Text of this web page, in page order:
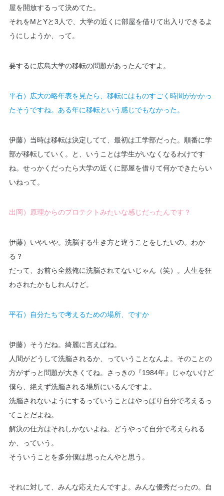
屋を開放するって決めてた。
それをMとYと3人で、大学の近くに部屋を借りて出入りできるよ
うにしようか、って。
要するに広島大学の移転の問題があったんですよ。
平石）広大の略年表を見たら、移転にはものすごく時間がかかっ
たそうですね。ある年に移転という感じでもなかった。
伊藤）当時は移転は決定してて、最初は工学部だった。順番に学
部が移転していく。と、いうことは学生がいなくなるわけです
ね。せっかくだったら大学の近くに部屋を借りて何かできたらい
いねって。
出岡）原理からのプロテクトみたいな感じだったんです？
伊藤）いやいや。洗脳する生き方と違うことをしたいの。わか
る？
だって、お前ら全然俺に洗脳されてないじゃん（笑）。人生を狂
わされたかもしれんけど。
平石）自分たちで考えるための場所、ですか
伊藤）そうだね。綺麗に言えばね。
人間がどうして洗脳されるか、っていうことなんよ。そのことの
方がずっと問題が大きくてね。さっきの『1984年』じゃないけど
僕ら、絶えず洗脳される場所にいるんですよ。
洗脳されないようにするっていうことはやっぱり自分で考えるっ
てことだよね。
解決の仕方はそれしかないよね。どうやって自分で考えられる
か、っていう。
そういうことを多分僕は思ったんやと思う。
それに対して、みんな応えたんですよ。みんな優秀だったの。自